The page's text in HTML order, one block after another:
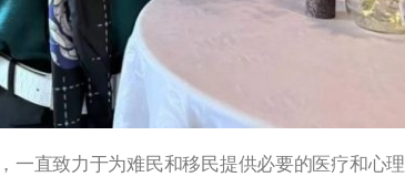
直致力于为难民和移民提供必要的医疗和心